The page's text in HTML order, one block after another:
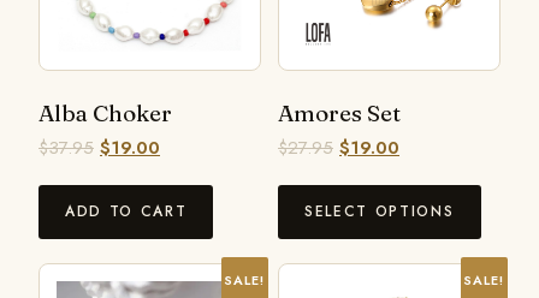
Alba Choker
$37.95 $19.00
ADD TO CART
Amores Set
$27.95 $19.00
SELECT OPTIONS
SALE! SALE!